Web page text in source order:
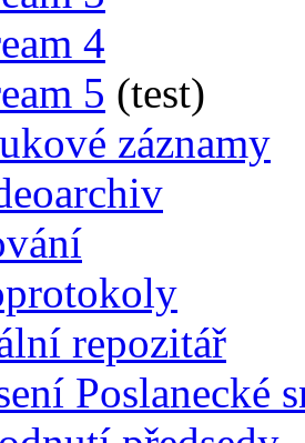
4
5 (test)
záznamy
repozitář
Poslanecké